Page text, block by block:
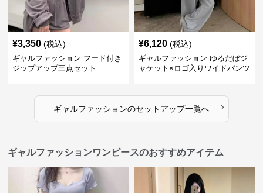
¥3,350 (税込)
ギャルファッション フード付き
ジップアップ三点セット
¥6,120 (税込)
ギャルファッション ゆるだぼジ
ャケット×ロゴ入りワイドパンツ
ギャルファッションのセットアップ一覧へ ›
ギャルファッションワンピースのおすすめアイテム